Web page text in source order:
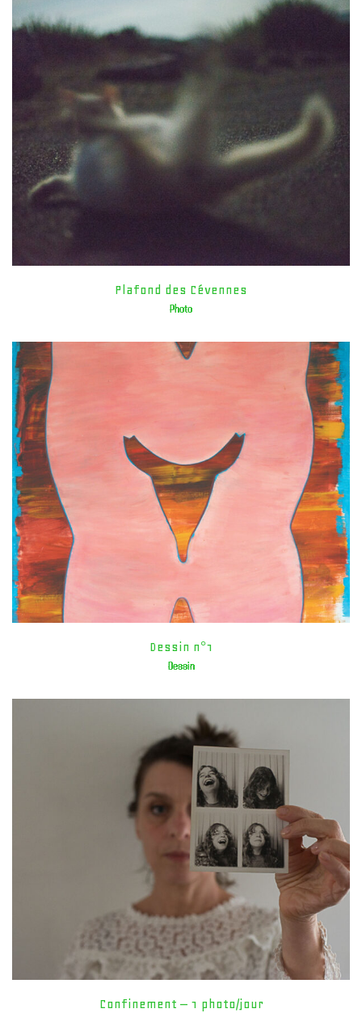
Plafond des Cévennes
Photo
Dessin n°1
Dessin
Confinement – 1 photo/jour